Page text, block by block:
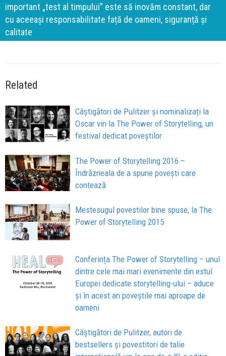
important „test al timpului” este să inovăm constant, dar
cu aceeași responsabilitate față de oameni, siguranță și
calitate
Related
Câștigători de Pulitzer și nominalizați la
Oscar vin la The Power of Storytelling, un
festival dedicat poveștilor
The Power of Storytelling 2016 –
Îndrăzneala de a spune povești care
contează
Mestesugul povestilor bine spuse, la The
Power of Storytelling 2015
Conferința The Power of Storytelling – unul
dintre cele mai mari evenimente din estul
Europei dedicate storytelling-ului – aduce
și în acest an poveștile mai aproape de
oameni
Câștigători de Pulitzer, autori de
bestsellers și povestitori de talie